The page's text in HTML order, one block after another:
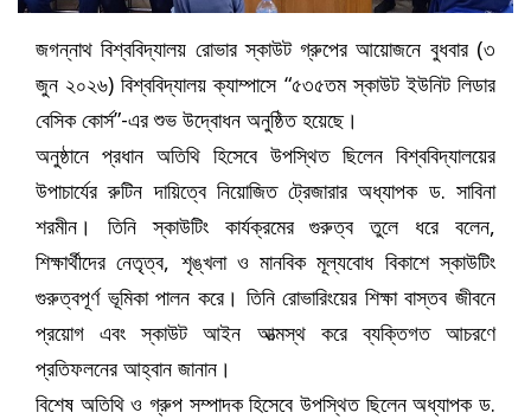
জগন্নাথ বিশ্ববিদ্যালয় রোভার স্কাউট গ্রুপের আয়োজনে বুধবার (৩
জুন ২০২৬) বিশ্ববিদ্যালয় ক্যাম্পাসে “৫৩৫তম স্কাউট ইউনিট লিডার
বেসিক কোর্স”-এর শুভ উদ্বোধন অনুষ্ঠিত হয়েছে।
অনুষ্ঠানে প্রধান অতিথি হিসেবে উপস্থিত ছিলেন বিশ্ববিদ্যালয়ের
উপাচার্যের রুটিন দায়িত্বে নিয়োজিত ট্রেজারার অধ্যাপক ড. সাবিনা
শরমীন। তিনি স্কাউটিং কার্যক্রমের গুরুত্ব তুলে ধরে বলেন,
শিক্ষার্থীদের নেতৃত্ব, শৃঙ্খলা ও মানবিক মূল্যবোধ বিকাশে স্কাউটিং
গুরুত্বপূর্ণ ভূমিকা পালন করে। তিনি রোভারিংয়ের শিক্ষা বাস্তব জীবনে
প্রয়োগ এবং স্কাউট আইন আত্মস্থ করে ব্যক্তিগত আচরণে
প্রতিফলনের আহ্বান জানান।
বিশেষ অতিথি ও গ্রুপ সম্পাদক হিসেবে উপস্থিত ছিলেন অধ্যাপক ড.